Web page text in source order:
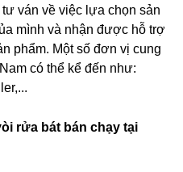
ván về việc lựa chọn sản
mình và nhận được hỗ trợ
phẩm. Một số đơn vị cung
có thể kể đến như:
rửa bát bán chạy tại